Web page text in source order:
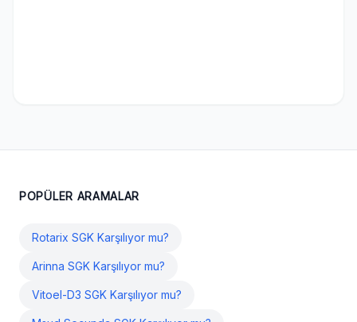
POPÜLER ARAMALAR
Rotarix SGK Karşılıyor mu?
Arinna SGK Karşılıyor mu?
Vitoel-D3 SGK Karşılıyor mu?